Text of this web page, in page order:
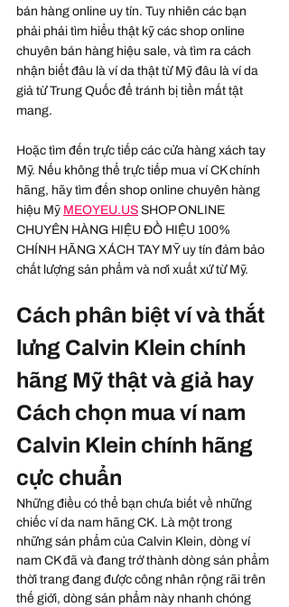
bán hàng online uy tín. Tuy nhiên các bạn
phải phải tìm hiểu thật kỹ các shop online
chuyên bán hàng hiệu sale, và tìm ra cách
nhận biết đâu là ví da thật từ Mỹ đâu là ví da
giả từ Trung Quốc để tránh bị tiền mất tật
mang.
Hoặc tìm đến trực tiếp các cửa hàng xách tay
Mỹ. Nếu không thể trực tiếp mua ví CK chính
hãng, hãy tìm đến shop online chuyên hàng
hiệu Mỹ MEOYEU.US SHOP ONLINE
CHUYÊN HÀNG HIỆU ĐỒ HIỆU 100%
CHÍNH HÃNG XÁCH TAY MỸ uy tín đảm bảo
chất lượng sản phẩm và nơi xuất xứ từ Mỹ.
Cách phân biệt ví và thắt
lưng Calvin Klein chính
hãng Mỹ thật và giả hay
Cách chọn mua ví nam
Calvin Klein chính hãng
cực chuẩn
Những điều có thể bạn chưa biết về những
chiếc ví da nam hãng CK. Là một trong
những sản phẩm của Calvin Klein, dòng ví
nam CK đã và đang trở thành dòng sản phẩm
thời trang đang được công nhân rộng rãi trên
thế giới, dòng sản phẩm này nhanh chóng